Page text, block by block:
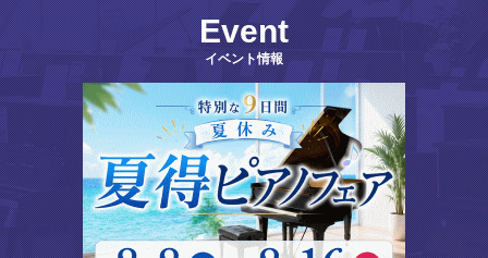
Event
イベント情報